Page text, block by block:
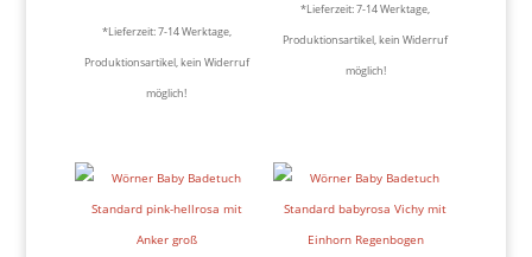
*Lieferzeit:7-14 Werktage,
Produktionsartikel, kein Widerruf
möglich!
*Lieferzeit:7-14 Werktage,
Produktionsartikel, kein Widerruf
möglich!